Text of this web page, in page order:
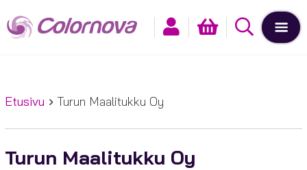
Etusivu Turun Maalitukku Oy
Turun Maalitukku Oy